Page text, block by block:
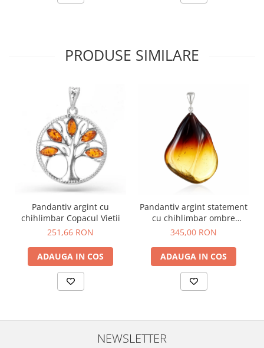
PRODUSE SIMILARE
Pandantiv argint cu
chihlimbar Copacul Vietii
251,66 RON
ADAUGA IN COS
Pandantiv argint statement
cu chihlimbar ombre
Golden Sunset
345,00 RON
ADAUGA IN COS
NEWSLETTER